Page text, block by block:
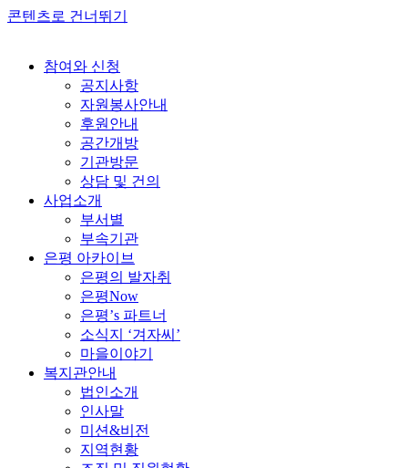
콘텐츠로 건너뛰기
참여와 신청
공지사항
자원봉사안내
후원안내
공간개방
기관방문
상담 및 건의
사업소개
부서별
부속기관
은평 아카이브
은평의 발자취
은평Now
은평’s 파트너
소식지 ‘겨자씨’
마을이야기
복지관안내
법인소개
인사말
미션&비전
지역현황